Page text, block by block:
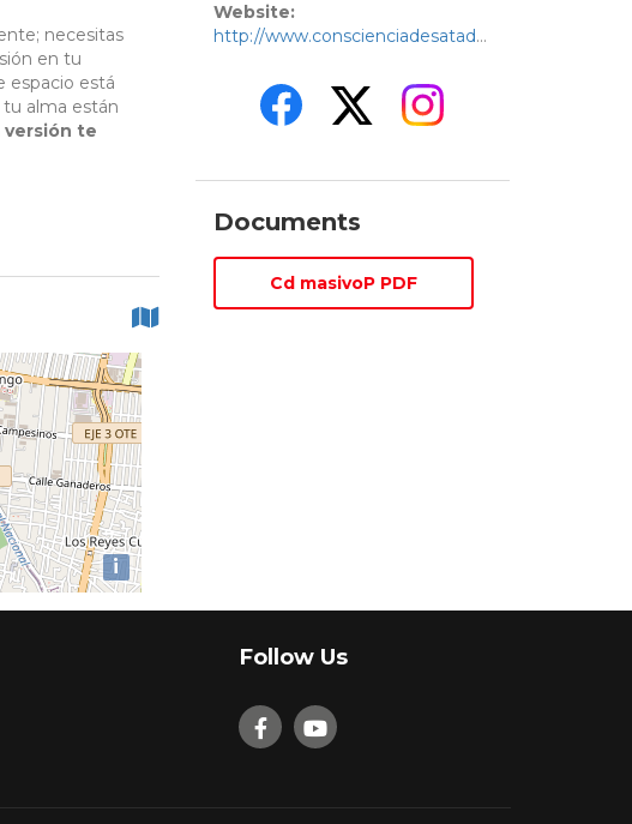
necesitas
en tu
espacio está
alma están
versión te
i
Website:
http://www.conscienciadesatada.com
Documents
Cd masivoP PDF
Follow Us